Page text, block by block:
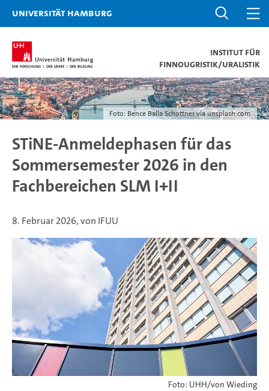
Universität Hamburg
Institut für
Finnougristik/Uralistik
Foto: Bence Balla Schottner via unsplash.com
STiNE-Anmeldephasen für das
Sommersemester 2026 in den
Fachbereichen SLM I+II
8. Februar 2026, von IFUU
Foto: UHH/von Wieding